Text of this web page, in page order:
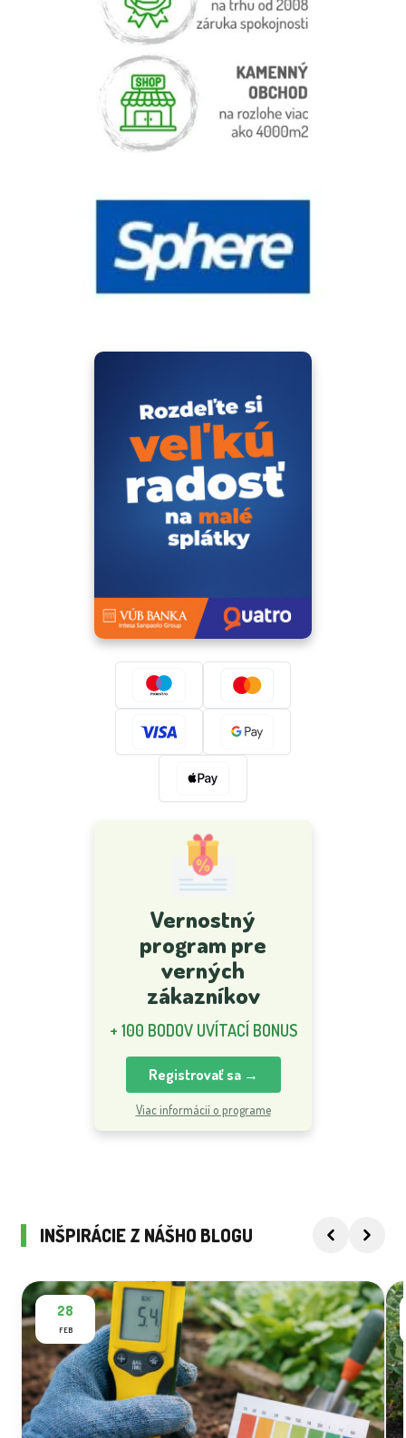
Vernostný
program pre
verných
zákazníkov
+ 100 BODOV UVÍTACÍ BONUS
Registrovať sa →
Viac informácií o programe
INŠPIRÁCIE Z NÁŠHO BLOGU
28
FEB